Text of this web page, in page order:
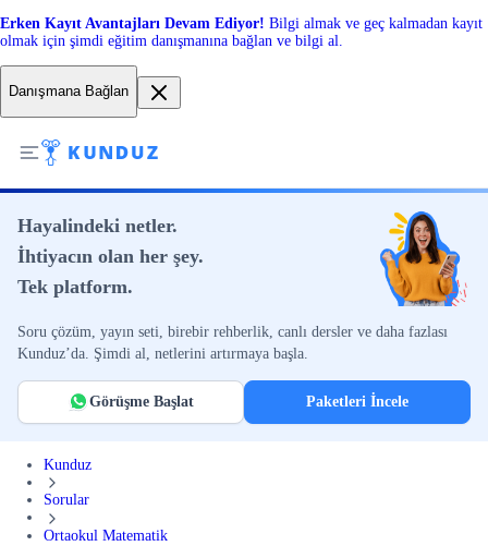
Erken Kayıt Avantajları Devam Ediyor! Bilgi almak ve geç kalmadan kayıt
olmak için şimdi eğitim danışmanına bağlan ve bilgi al.
Danışmana Bağlan
Hayalindeki netler.
İhtiyacın olan her şey.
Tek platform.
Soru çözüm, yayın seti, birebir rehberlik, canlı dersler ve daha fazlası
Kunduz’da. Şimdi al, netlerini artırmaya başla.
Görüşme Başlat Paketleri İncele
Kunduz
Sorular
Ortaokul Matematik